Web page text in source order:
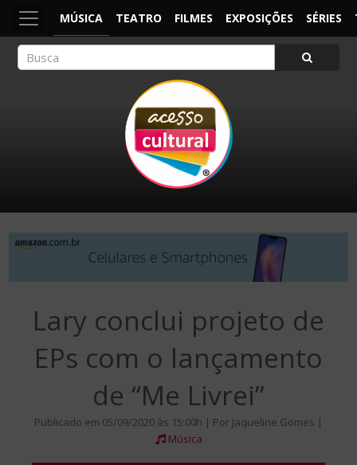
MÚSICA TEATRO FILMES EXPOSIÇÕES SÉRIES
Lary conclui projeto de
EPs com o lançamento
de “Me Livrei”
Publicado em 05/09/2020 às 15:00h | Por Jaqueline Gomes |
Música